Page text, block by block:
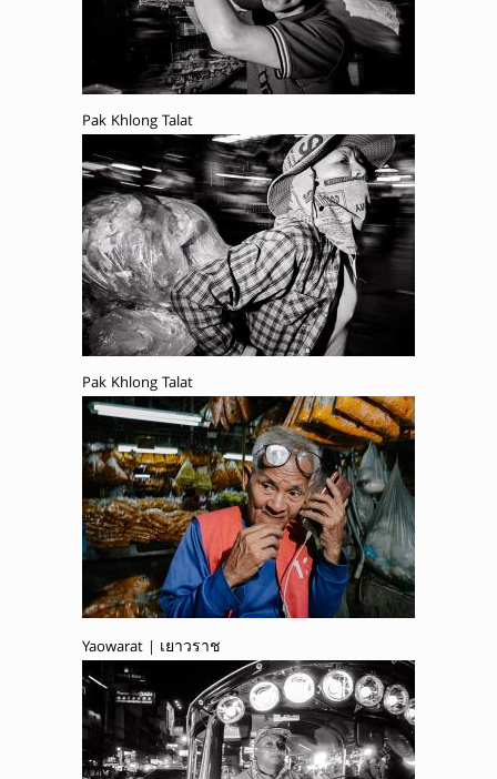
Pak Khlong Talat
Pak Khlong Talat
Yaowarat | เยาวราช